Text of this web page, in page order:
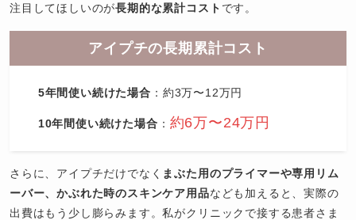
注目してほしいのが長期的な累計コスト です。
アイプチの長期累計コスト
5年間使い続けた場合 ：約3万〜12万円
10年間使い続けた場合 ： 約6万〜24万円
さらに、アイプチだけでなく まぶた用のプライマーや専用リム
ーバー、かぶれた時のスキンケア用品なども加えると、実際の
出費はもう少し膨らみます。私がクリニックで接する患者さま